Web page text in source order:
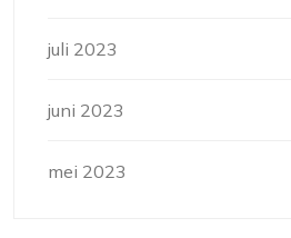
juli 2023
juni 2023
mei 2023